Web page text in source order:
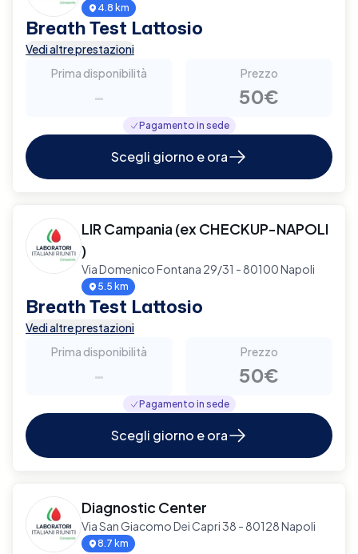
4.8 km
Breath Test Lattosio
Vedi altre prestazioni
Prima disponibilità
-
Prezzo
50€
Pagamento in sede
Scegli giorno e ora
LIR Campania (ex CHECKUP-NAPOLI
)
Via Domenico Fontana 29/31 - 80100 Napoli
5.5 km
Breath Test Lattosio
Vedi altre prestazioni
Prima disponibilità
-
Prezzo
50€
Pagamento in sede
Scegli giorno e ora
Diagnostic Center
Via San Giacomo Dei Capri 38 - 80128 Napoli
8.7 km